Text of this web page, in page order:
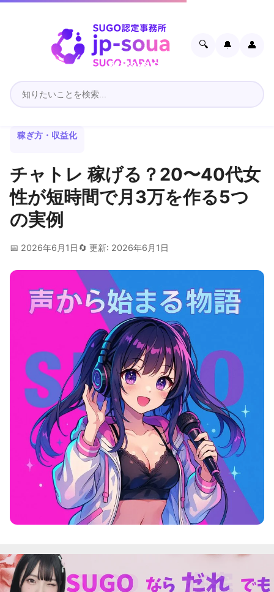
🔍 🔔 👤
稼ぎ方・収益化
チャトレ 稼げる？20〜40代女
性が短時間で月3万を作る5つ
の実例
📅 2026年6月1日 🔄 更新: 2026年6月1日